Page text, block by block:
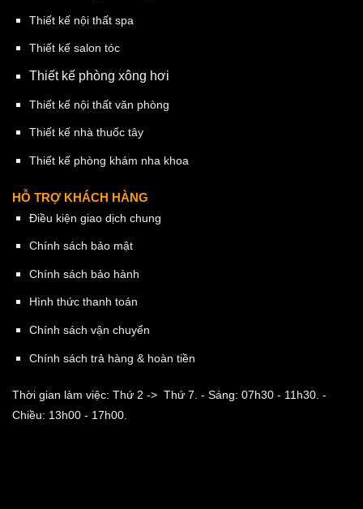
Thiết kế nội thất spa
Thiết kế salon tóc
Thiết kế phòng xông hơi
Thiết kế nội thất văn phòng
Thiết kế nhà thuốc tây
Thiết kế phòng khám nha khoa
HỖ TRỢ KHÁCH HÀNG
Điều kiện giao dịch chung
Chính sách bảo mật
Chính sách bảo hành
Hình thức thanh toán
Chính sách vận chuyển
Chính sách trả hàng & hoàn tiền
Thời gian làm việc: Thứ 2 -> Thứ 7. - Sáng: 07h30 - 11h30. -
Chiều: 13h00 - 17h00.